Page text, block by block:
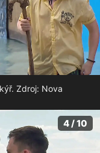
Zdroj: Nova
4 / 10